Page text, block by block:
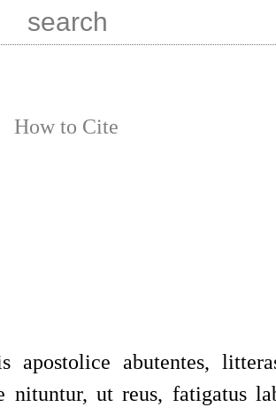
How to Cite
apostolice abutentes,
nituntur, ut reus, fatigatus